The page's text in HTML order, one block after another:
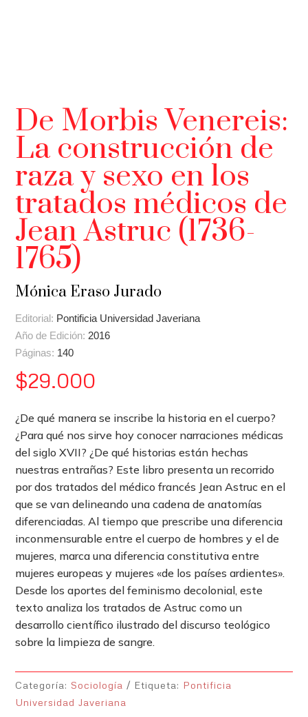
De Morbis Venereis:
La construcción de
raza y sexo en los
tratados médicos de
Jean Astruc (1736-
1765)
Mónica Eraso Jurado
Editorial: Pontificia Universidad Javeriana
Año de Edición: 2016
Páginas: 140
$29.000
¿De qué manera se inscribe la historia en el cuerpo?
¿Para qué nos sirve hoy conocer narraciones médicas
del siglo XVII? ¿De qué historias están hechas
nuestras entrañas? Este libro presenta un recorrido
por dos tratados del médico francés Jean Astruc en el
que se van delineando una cadena de anatomías
diferenciadas. Al tiempo que prescribe una diferencia
inconmensurable entre el cuerpo de hombres y el de
mujeres, marca una diferencia constitutiva entre
mujeres europeas y mujeres «de los países ardientes».
Desde los aportes del feminismo decolonial, este
texto analiza los tratados de Astruc como un
desarrollo científico ilustrado del discurso teológico
sobre la limpieza de sangre.
Categoría: Sociología Etiqueta: Pontificia
Universidad Javeriana